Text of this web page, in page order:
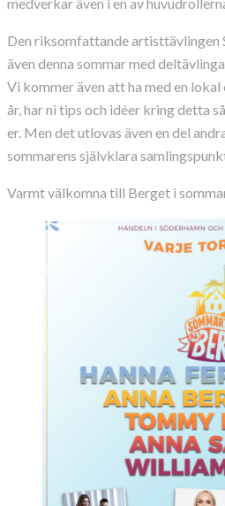
Den riksomfattande artisttävlingen
även denna sommar med
Vi kommer även att ha med en
år, har ni tips och idéer kring detta
er. Men det utlovas även en del
sommarens självklara
Varmt välkomna till Berget i